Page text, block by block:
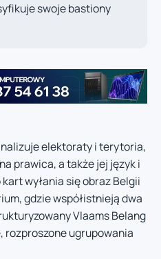
swoje bastiony
elektoraty i terytoria,
prawica, a także jej język i
wyłania się obraz Belgii
gdzie współistnieją dwa
Vlaams Belang
rozproszone ugrupowania